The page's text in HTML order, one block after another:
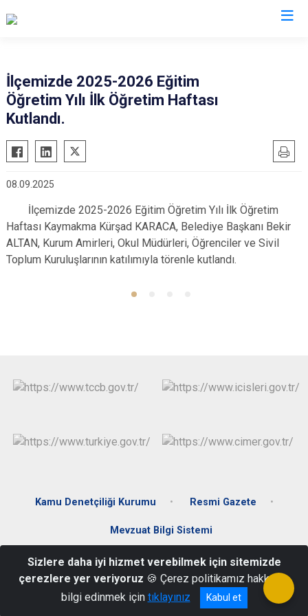
Altınözü
Dörtyol
İskenderun
Kırıkhan
Kumlu
Reyhanlı
Antakya
Defne
İlçemizde 2025-2026 Eğitim
Öğretim Yılı İlk Öğretim Haftası
Kutlandı.
08.09.2025
İlçemizde 2025-2026 Eğitim Öğretim Yılı İlk Öğretim
Haftası Kaymakma Kürşad KARACA, Belediye Başkanı Bekir
ALTAN, Kurum Amirleri, Okul Müdürleri, Öğrenciler ve Sivil
Toplum Kuruluşlarının katılımıyla törenle kutlandı.
Kamu Denetçiliği Kurumu Resmi Gazete
Mevzuat Bilgi Sistemi
Karacami Mahallesi İnönü Caddesi No:42 Payas /HATAY
Telefon: 0326 755 59 01-02 Fax: 0326 755 59 14
Sizlere daha iyi hizmet verebilmek için sitemizde
çerezlere yer veriyoruz 🍪 Çerez politikamız hakkında
bilgi edinmek için tıklayınız Kabul et